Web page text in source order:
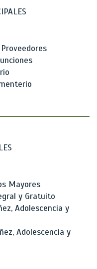
Mayores
y Gratuito
Adolescencia y
Adolescencia y